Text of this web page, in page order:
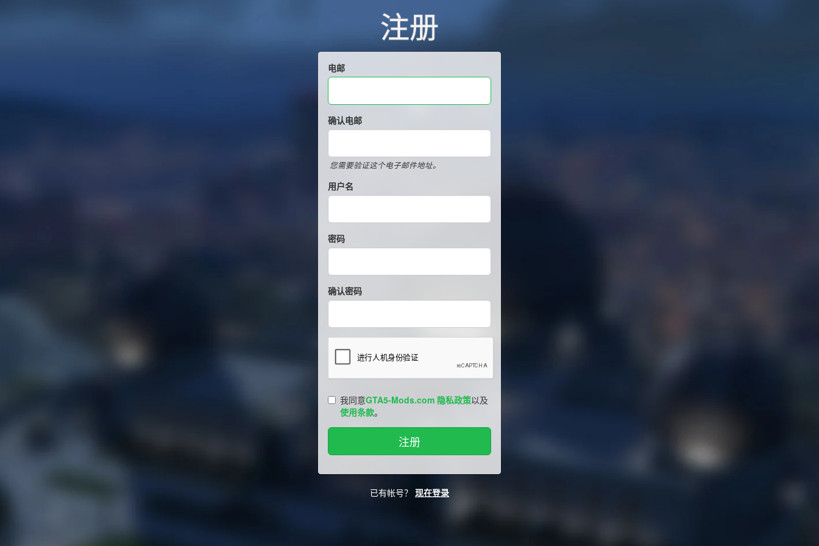
注册
电邮
确认电邮
您需要验证这个电子邮件地址。
用户名
密码
确认密码
我同意GTA5-Mods.com 隐私政策以及
使用条款。
已有帐号？ 现在登录